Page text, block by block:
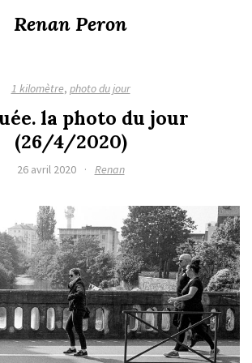
Renan Peron
1 kilomètre, photo du jour
la photo du jour
(26/4/2020)
26 avril 2020 · Renan